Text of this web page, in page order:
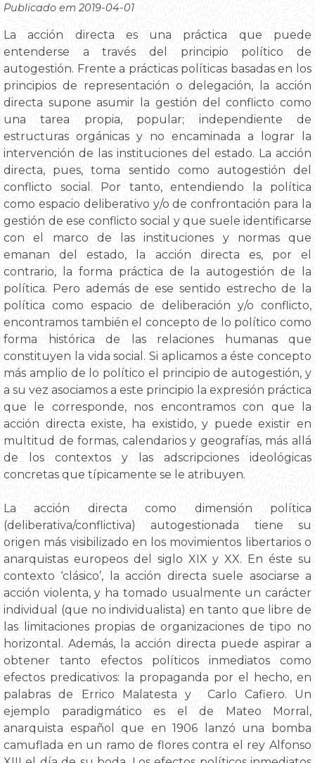
Publicado em 2019-04-01
La acción directa es una práctica que puede
entenderse a través del principio político de
autogestión. Frente a prácticas políticas basadas en los
principios de representación o delegación, la acción
directa supone asumir la gestión del conflicto como
una tarea propia, popular; independiente de
estructuras orgánicas y no encaminada a lograr la
intervención de las instituciones del estado. La acción
directa, pues, toma sentido como autogestión del
conflicto social. Por tanto, entendiendo la política
como espacio deliberativo y/o de confrontación para la
gestión de ese conflicto social y que suele identificarse
con el marco de las instituciones y normas que
emanan del estado, la acción directa es, por el
contrario, la forma práctica de la autogestión de la
política. Pero además de ese sentido estrecho de la
política como espacio de deliberación y/o conflicto,
encontramos también el concepto de lo político como
forma histórica de las relaciones humanas que
constituyen la vida social. Si aplicamos a éste concepto
más amplio de lo político el principio de autogestión, y
a su vez asociamos a este principio la expresión práctica
que le corresponde, nos encontramos con que la
acción directa existe, ha existido, y puede existir en
multitud de formas, calendarios y geografías, más allá
de los contextos y las adscripciones ideológicas
concretas que típicamente se le atribuyen.
La acción directa como dimensión política
(deliberativa/conflictiva) autogestionada tiene su
origen más visibilizado en los movimientos libertarios o
anarquistas europeos del siglo XIX y XX. En éste su
contexto ‘clásico’, la acción directa suele asociarse a
acción violenta, y ha tomado usualmente un carácter
individual (que no individualista) en tanto que libre de
las limitaciones propias de organizaciones de tipo no
horizontal. Además, la acción directa puede aspirar a
obtener tanto efectos políticos inmediatos como
efectos predicativos: la propaganda por el hecho, en
palabras de Errico Malatesta y Carlo Cafiero. Un
ejemplo paradigmático es el de Mateo Morral,
anarquista español que en 1906 lanzó una bomba
camuflada en un ramo de flores contra el rey Alfonso